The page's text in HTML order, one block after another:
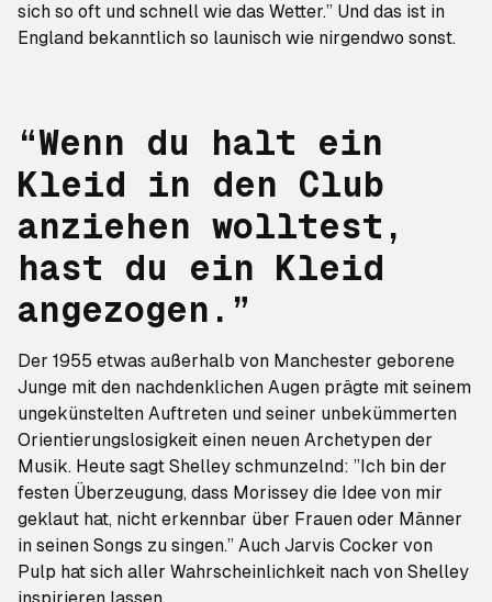
sich so oft und schnell wie das Wetter.” Und das ist in
England bekanntlich so launisch wie nirgendwo sonst.
“Wenn du halt ein
Kleid in den Club
anziehen wolltest,
hast du ein Kleid
angezogen.”
Der 1955 etwas außerhalb von Manchester geborene
Junge mit den nachdenklichen Augen prägte mit seinem
ungekünstelten Auftreten und seiner unbekümmerten
Orientierungslosigkeit einen neuen Archetypen der
Musik. Heute sagt Shelley schmunzelnd: ”Ich bin der
festen Überzeugung, dass Morissey die Idee von mir
geklaut hat, nicht erkennbar über Frauen oder Männer
in seinen Songs zu singen.” Auch Jarvis Cocker von
Pulp hat sich aller Wahrscheinlichkeit nach von Shelley